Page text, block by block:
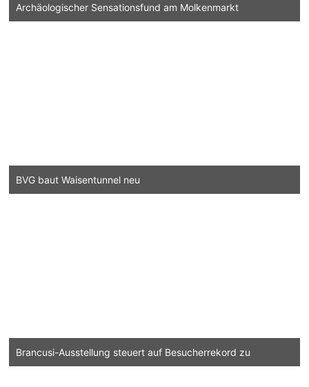
Archäologischer Sensationsfund am Molkenmarkt
BVG baut Waisentunnel neu
Brancusi-Ausstellung steuert auf Besucherrekord zu